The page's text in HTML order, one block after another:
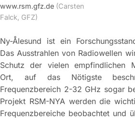
www.rsm.gfz.de (Carsten
Falck, GFZ)
Ny-Ålesund ist ein
Das Ausstrahlen von Radiowellen
Schutz der vielen empfindlichen
Ort, auf das Nötigste
Frequenzbereich 2-32 GHz sogar
Projekt RSM-NYA werden die
Frequenzbereiche beobachtet und